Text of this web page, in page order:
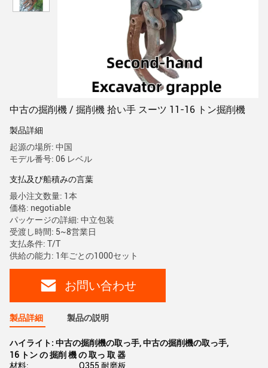
中古の掘削機 / 掘削機 拾い手 スーツ 11-16 トン掘削機
製品詳細
起源の場所: 中国
モデル番号: 06 レベル
支払及び船積みの言葉
最小注文数量: 1本
価格: negotiable
パッケージの詳細: 中立包装
受渡し時間: 5~8営業日
支払条件: T/T
供給の能力: 1年ごとの1000セット
お問い合わせ
製品詳細 製品の説明
ハイライト: 中古の掘削機の取っ手,中古の掘削機の取っ手,
16 トン の 掘削 機 の 取っ 取 器
材料:
Q355 耐磨板